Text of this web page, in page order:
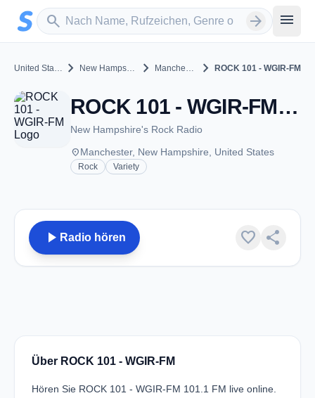
Zum Hauptinhalt springen
search
Sender suchen arrow_forward menu
United States chevron_right New Hampshire chevron_right Manchester chevron_rightROCK 101 - WGIR-FM
ROCK 101 - WGIR-FM - FM 101.1 - Manchester, NH
New Hampshire's Rock Radio
placeManchester, New Hampshire, United States
Rock Variety
play_arrow Radio hören favorite share
Über ROCK 101 - WGIR-FM
Hören Sie ROCK 101 - WGIR-FM 101.1 FM live online.